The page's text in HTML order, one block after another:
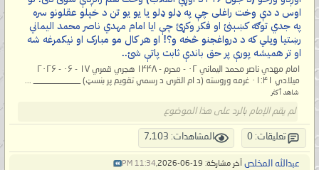
اوس د دې وخت راغلی چې په ډلو ډلو یا یو یو تن د خپلو عقلونو سره
په جدي توګه کښېنئ او فکر وکړئ چې ایا امام مهدي ناصر محمد اليماني
رښتیا ویلي که د درواغجنو څخه و؟! او هر کال مو مبارک او نیکمرغه شه
او تر همیشه پورې پر حق باندې ثابت پاتې شئ..
امام مهدي ناصر محمد اليماني ۰۲ - محرم - ۱۴۴۸ هجري قمري ۱۷ - ۰۶ - ۲۰۲۶
میلادي ۰۱:۴۱ غرمه وروسته (د ام القرى د رسمي تقویم پر بنسټ) ___________ ...
شاهد أكثر
لم يقم الإمام بالرد على هذا الموضوع
تعليقات: 0 المشاهدات: 7,103
عبدالله المخلص آخر مشاركة: 19-06-2026, 11:34 PM